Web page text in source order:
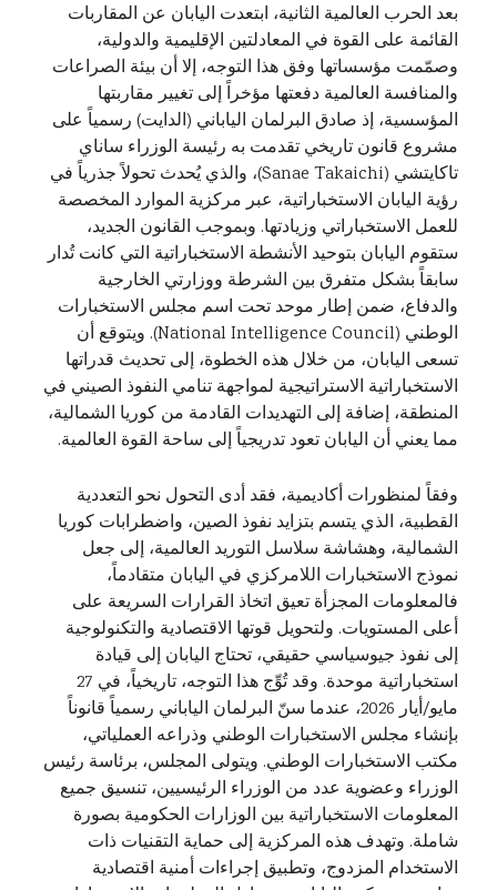
بعد الحرب العالمية الثانية، ابتعدت اليابان عن المقاربات
القائمة على القوة في المعادلتين الإقليمية والدولية،
وصمّمت مؤسساتها وفق هذا التوجه، إلا أن بيئة الصراعات
والمنافسة العالمية دفعتها مؤخراً إلى تغيير مقاربتها
المؤسسية، إذ صادق البرلمان الياباني (الدايت) رسمياً على
مشروع قانون تاريخي تقدمت به رئيسة الوزراء ساناي
تاكايتشي (Sanae Takaichi)، والذي يُحدث تحولاً جذرياً في
رؤية اليابان الاستخباراتية، عبر مركزية الموارد المخصصة
للعمل الاستخباراتي وزيادتها. وبموجب القانون الجديد،
ستقوم اليابان بتوحيد الأنشطة الاستخباراتية التي كانت تُدار
سابقاً بشكل متفرق بين الشرطة ووزارتي الخارجية
والدفاع، ضمن إطار موحد تحت اسم مجلس الاستخبارات
الوطني (National Intelligence Council). ويتوقع أن
تسعى اليابان، من خلال هذه الخطوة، إلى تحديث قدراتها
الاستخباراتية الاستراتيجية لمواجهة تنامي النفوذ الصيني في
المنطقة، إضافة إلى التهديدات القادمة من كوريا الشمالية،
مما يعني أن اليابان تعود تدريجياً إلى ساحة القوة العالمية.
وفقاً لمنظورات أكاديمية، فقد أدى التحول نحو التعددية
القطبية، الذي يتسم بتزايد نفوذ الصين، واضطرابات كوريا
الشمالية، وهشاشة سلاسل التوريد العالمية، إلى جعل
نموذج الاستخبارات اللامركزي في اليابان متقادماً،
فالمعلومات المجزأة تعيق اتخاذ القرارات السريعة على
أعلى المستويات. ولتحويل قوتها الاقتصادية والتكنولوجية
إلى نفوذ جيوسياسي حقيقي، تحتاج اليابان إلى قيادة
استخباراتية موحدة. وقد تُوِّج هذا التوجه، تاريخياً، في 27
مايو/أيار 2026، عندما سنّ البرلمان الياباني رسمياً قانوناً
بإنشاء مجلس الاستخبارات الوطني وذراعه العملياتي،
مكتب الاستخبارات الوطني. ويتولى المجلس، برئاسة رئيس
الوزراء وعضوية عدد من الوزراء الرئيسيين، تنسيق جميع
المعلومات الاستخباراتية بين الوزارات الحكومية بصورة
شاملة. وتهدف هذه المركزية إلى حماية التقنيات ذات
الاستخدام المزدوج، وتطبيق إجراءات أمنية اقتصادية